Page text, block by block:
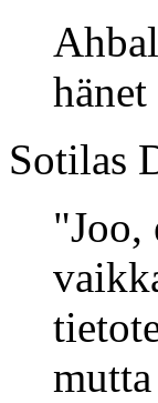
Sotilas
"Joo,